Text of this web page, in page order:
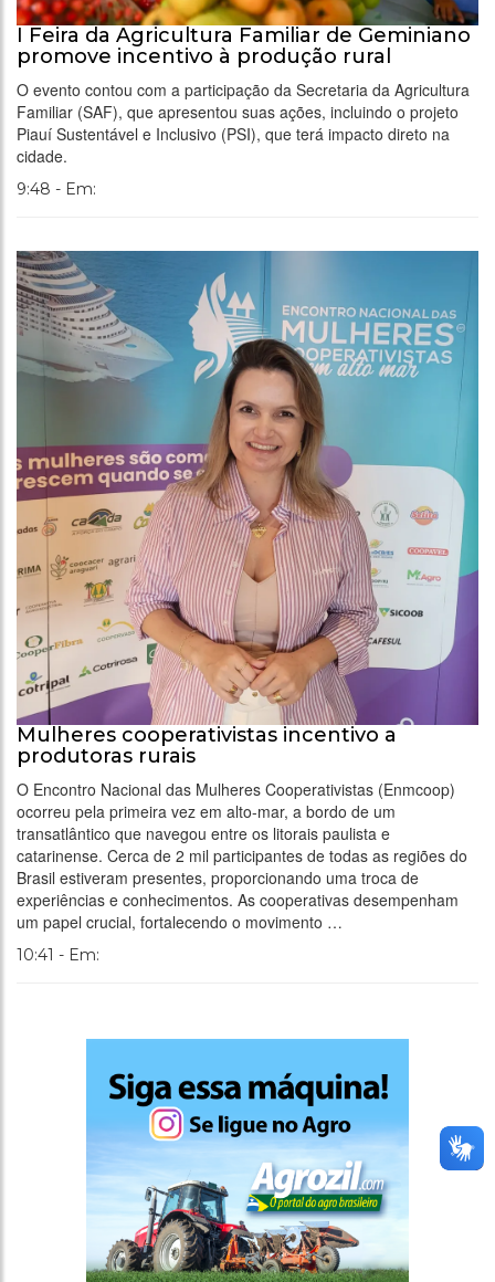
I Feira da Agricultura Familiar de Geminiano
promove incentivo à produção rural
O evento contou com a participação da Secretaria da Agricultura
Familiar (SAF), que apresentou suas ações, incluindo o projeto
Piauí Sustentável e Inclusivo (PSI), que terá impacto direto na
cidade.
9:48 - Em:
Mulheres cooperativistas incentivo a
produtoras rurais
O Encontro Nacional das Mulheres Cooperativistas (Enmcoop)
ocorreu pela primeira vez em alto-mar, a bordo de um
transatlântico que navegou entre os litorais paulista e
catarinense. Cerca de 2 mil participantes de todas as regiões do
Brasil estiveram presentes, proporcionando uma troca de
experiências e conhecimentos. As cooperativas desempenham
um papel crucial, fortalecendo o movimento …
10:41 - Em: